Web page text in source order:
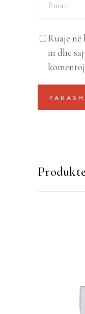
Ruaje
in dhe